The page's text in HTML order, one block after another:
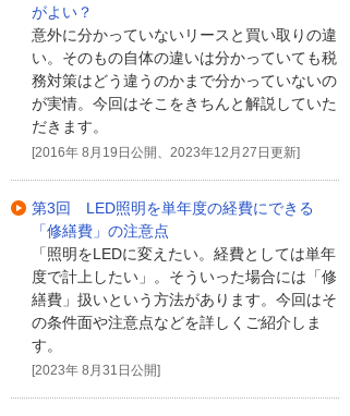
がよい？
意外に分かっていないリースと買い取りの違
い。そのもの自体の違いは分かっていても税
務対策はどう違うのかまで分かっていないの
が実情。今回はそこをきちんと解説していた
だきます。
[2016年 8月19日公開、2023年12月27日更新]
第3回 LED照明を単年度の経費にできる
「修繕費」の注意点
「照明をLEDに変えたい。経費としては単年
度で計上したい」。そういった場合には「修
繕費」扱いという方法があります。今回はそ
の条件面や注意点などを詳しくご紹介しま
す。
[2023年 8月31日公開]